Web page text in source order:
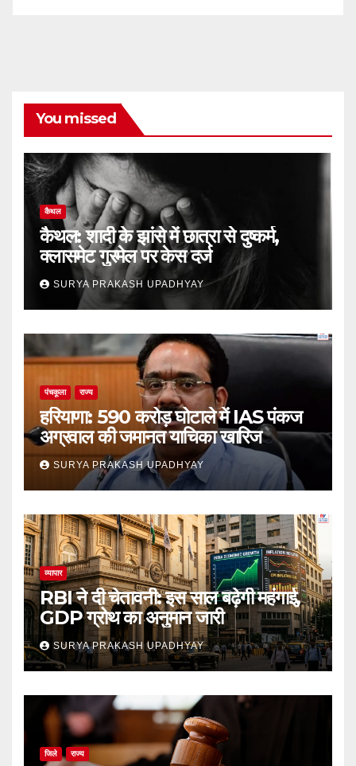
You missed
कैथल
कैथल: शादी के झांसे में छात्रा से दुष्कर्म,
क्लासमेट गुरमेल पर केस दर्ज
SURYA PRAKASH UPADHYAY
पंचकूला राज्य
हरियाणा: 590 करोड़ घोटाले में IAS पंकज
अग्रवाल की जमानत याचिका खारिज
SURYA PRAKASH UPADHYAY
व्यापार
RBI ने दी चेतावनी: इस साल बढ़ेगी महंगाई,
GDP ग्रोथ का अनुमान जारी
SURYA PRAKASH UPADHYAY
जिले राज्य